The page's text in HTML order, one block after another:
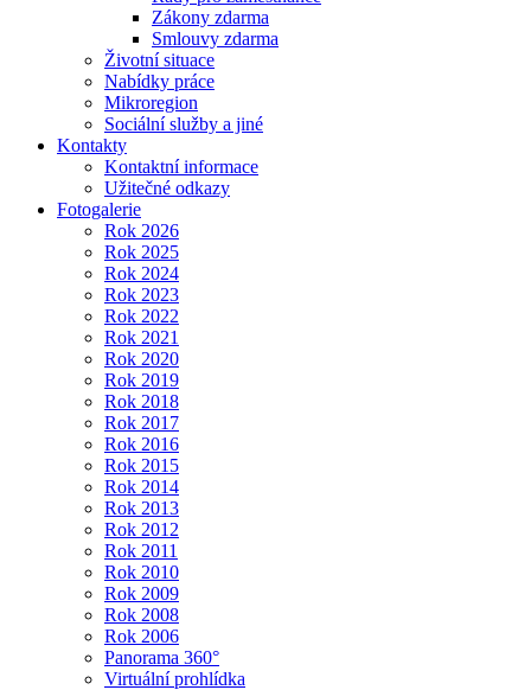
Zákony zdarma
Smlouvy zdarma
Životní situace
Nabídky práce
Mikroregion
Sociální služby a jiné
Kontakty
Kontaktní informace
Užitečné odkazy
Fotogalerie
Rok 2026
Rok 2025
Rok 2024
Rok 2023
Rok 2022
Rok 2021
Rok 2020
Rok 2019
Rok 2018
Rok 2017
Rok 2016
Rok 2015
Rok 2014
Rok 2013
Rok 2012
Rok 2011
Rok 2010
Rok 2009
Rok 2008
Rok 2006
Panorama 360°
Virtuální prohlídka